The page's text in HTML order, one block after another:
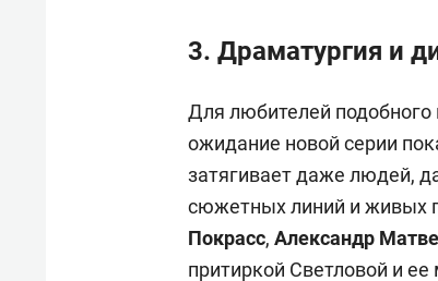
3. Драматургия и
Для любителей подобного
ожидание новой серии
затягивает даже людей,
сюжетных линий и живых
Покрасс, Александр
притиркой Светловой и